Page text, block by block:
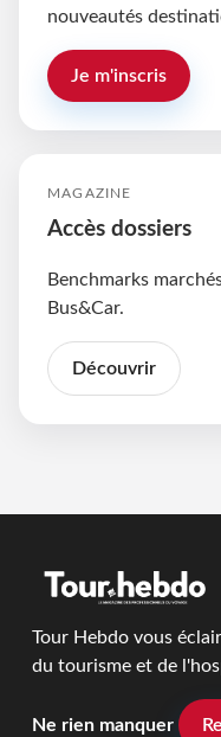
nouveautés
Je m'inscris
MAGAZINE
Accès dossiers
Benchmarks
Bus&Car.
Découvrir
Tour Hebdo vous
du tourisme et de
Ne rien manquer